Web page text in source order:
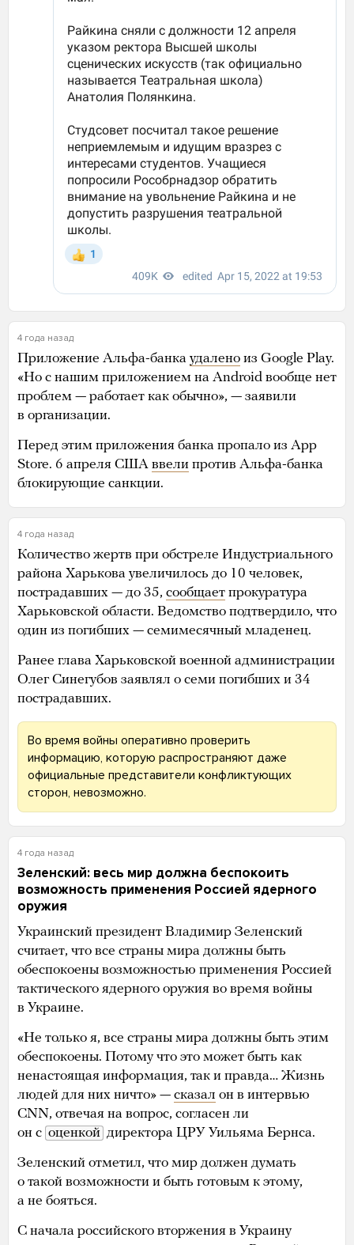
4 года назад
Приложение Альфа-банка удалено из Google Play.
«Но с нашим приложением на Android вообще нет
проблем — работает как обычно», — заявили
в организации.
Перед этим приложения банка пропало из App
Store. 6 апреля США ввели против Альфа-банка
блокирующие санкции.
4 года назад
Количество жертв при обстреле Индустриального
района Харькова увеличилось до 10 человек,
пострадавших — до 35, сообщает прокуратура
Харьковской области. Ведомство подтвердило, что
один из погибших — семимесячный младенец.
Ранее глава Харьковской военной администрации
Олег Синегубов заявлял о семи погибших и 34
пострадавших.
Во время войны оперативно проверить
информацию, которую распространяют даже
официальные представители конфликтующих
сторон, невозможно.
4 года назад
Зеленский: весь мир должна беспокоить
возможность применения Россией ядерного
оружия
Украинский президент Владимир Зеленский
считает, что все страны мира должны быть
обеспокоены возможностью применения Россией
тактического ядерного оружия во время войны
в Украине.
«Не только я, все страны мира должны быть этим
обеспокоены. Потому что это может быть как
ненастоящая информация, так и правда… Жизнь
людей для них ничто» — сказал он в интервью
CNN, отвечая на вопрос, согласен ли
он с оценкой директора ЦРУ Уильяма Бернса.
Зеленский отметил, что мир должен думать
о такой возможности и быть готовым к этому,
а не бояться.
С начала российского вторжения в Украину